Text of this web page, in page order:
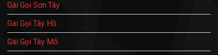
Gái Gọi Sơn Tây
Gái Gọi Tây Hồ
Gái Gọi Tây Mỗ